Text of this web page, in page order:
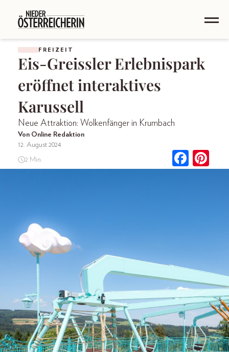
FREIZEIT
Eis-Greissler Erlebnispark
eröffnet interaktives
Karussell
Neue Attraktion: Wolkenfänger in Krumbach
Von Online Redaktion
12. August 2024
2 Min.